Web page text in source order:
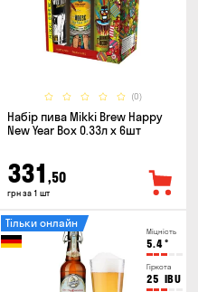
(0)
Набір пива Mikki Brew Happy
New Year Box 0.33л x 6шт
331 ,50
грн за 1 шт
Міцність
5.4°
Гіркота
25 IBU
Тільки онлайн